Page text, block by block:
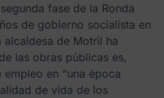
fase de la Ronda
de gobierno socialista en
alcaldesa de Motril ha
las obras públicas es,
en “una época
de vida de los